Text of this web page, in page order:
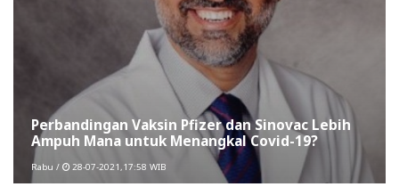
Perbandingan Vaksin Pfizer dan Sinovac Lebih
Ampuh Mana untuk Menangkal Covid-19?
Rabu / 28-07-2021,17:58 WIB